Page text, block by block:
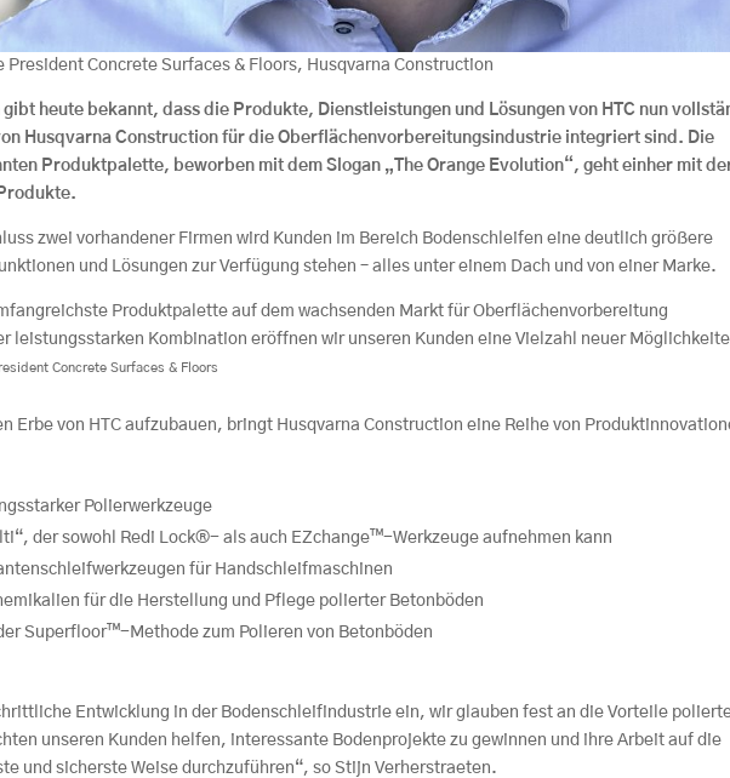
President Concrete Surfaces & Floors, Husqvarna Construction
heute bekannt, dass die Produkte, Dienstleistungen und Lösungen von HTC nun
Husqvarna Construction für die Oberflächenvorbereitungsindustrie integriert sind. Die
Produktpalette, beworben mit dem Slogan „The Orange Evolution“, geht einher mit
zwei vorhandener Firmen wird Kunden im Bereich Bodenschleifen eine deutlich größere
und Lösungen zur Verfügung stehen – alles unter einem Dach und von einer Marke.
Produktpalette auf dem wachsenden Markt für Oberflächenvorbereitung
leistungsstarken Kombination eröffnen wir unseren Kunden eine Vielzahl neuer
Concrete Surfaces & Floors
Erbe von HTC aufzubauen, bringt Husqvarna Construction eine Reihe von
Polierwerkzeuge
der sowohl Redi Lock®- als auch EZchange™-Werkzeuge aufnehmen kann
für Handschleifmaschinen
für die Herstellung und Pflege polierter Betonböden
Superfloor™-Methode zum Polieren von Betonböden
Entwicklung in der Bodenschleifindustrie ein, wir glauben fest an die Vorteile
unseren Kunden helfen, interessante Bodenprojekte zu gewinnen und ihre Arbeit auf die
und sicherste Weise durchzuführen“, so Stijn Verherstraeten.